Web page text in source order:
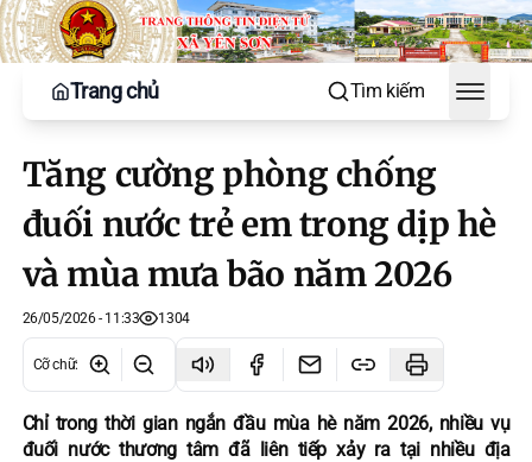
Trang chủ Tìm kiếm
Toggle
Tăng cường phòng chống
đuối nước trẻ em trong dịp hè
và mùa mưa bão năm 2026
26/05/2026 - 11:33 1304
Cỡ chữ:
Chỉ trong thời gian ngắn đầu mùa hè năm 2026, nhiều vụ
đuối nước thương tâm đã liên tiếp xảy ra tại nhiều địa